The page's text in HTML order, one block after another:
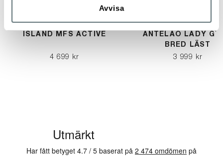
Avvisa
MEINDL
ISLAND MFS ACTIVE
4 699 kr
MEINDL
ANTELAO LADY
BRED LÄST
3 999 kr